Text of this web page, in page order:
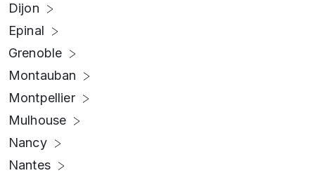
Dijon
Epinal
Grenoble
Montauban
Montpellier
Mulhouse
Nancy
Nantes